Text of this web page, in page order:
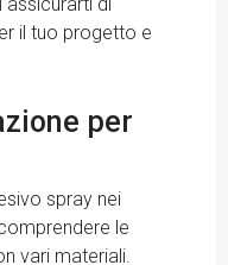
il tuo progetto e
per
spray nei
le
vari materiali.